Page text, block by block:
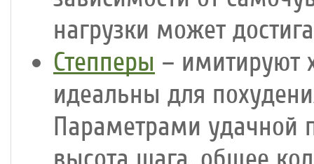
нагрузки может
Степперы – имитируют
идеальны для
Параметрами удачной